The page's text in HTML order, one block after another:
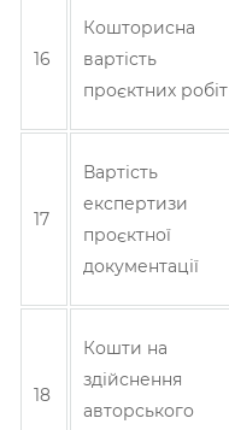
16
Кошторисна
вартість
проєктних робіт
17
Вартість
експертизи
проєктної
документації
18
Кошти на
здійснення
авторського